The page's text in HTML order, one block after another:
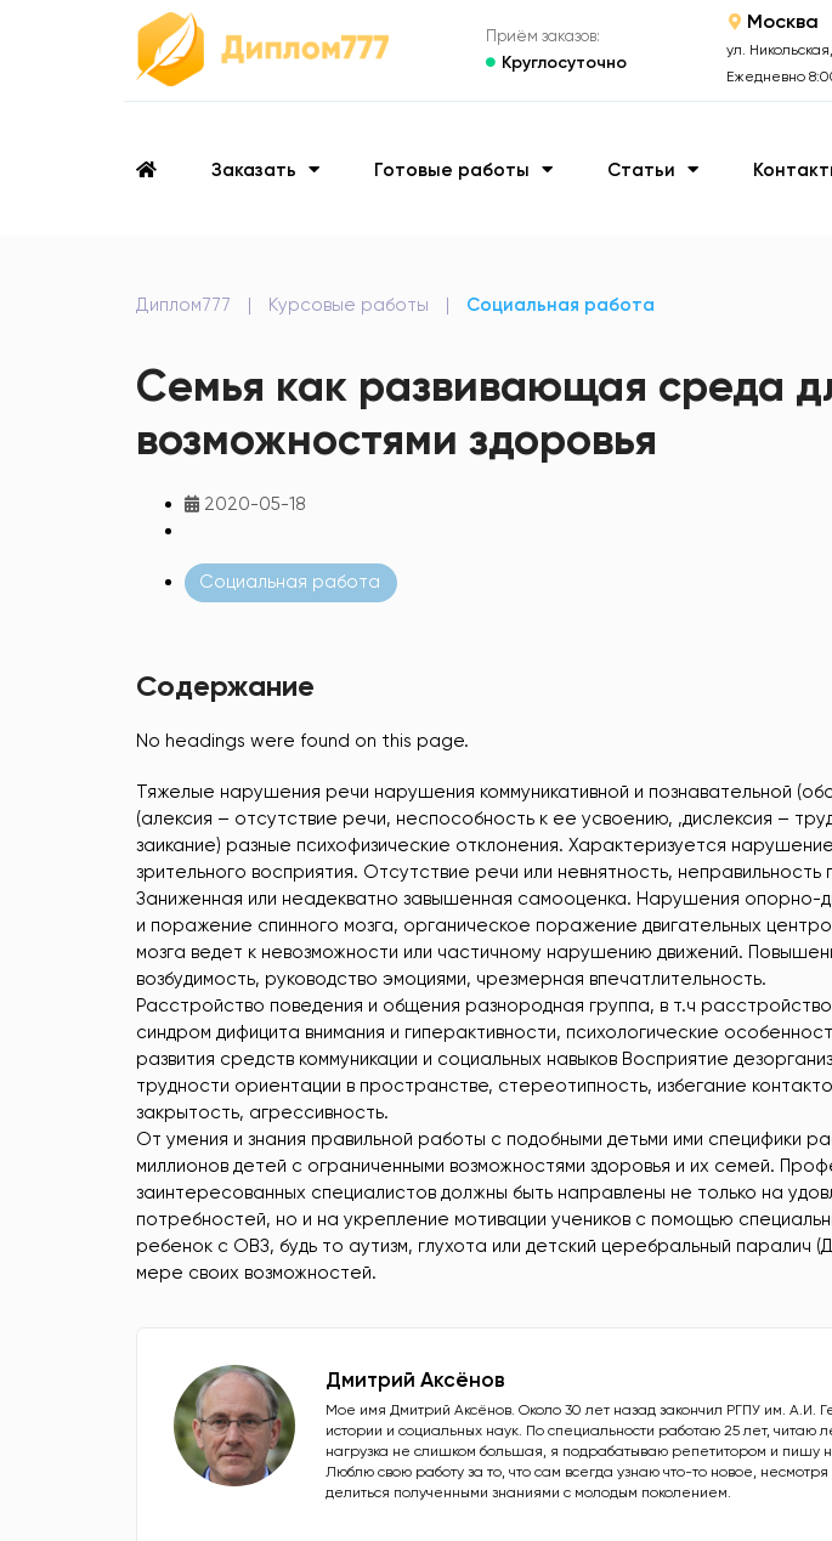
Приём заказов:
Круглосуточно
Москва
ул.
Ежедневно
Заказать Готовые работы Статьи
Диплом777 | Курсовые работы | Социальная работа
Семья как развивающая среда
возможностями здоровья
2020-05-18
Социальная работа
Содержание
No headings were found on this page.
Тяжелые нарушения речи нарушения коммуникативной и познавательной
(алексия – отсутствие речи, неспособность к ее усвоению, ,дислексия –
заикание) разные психофизические отклонения. Характеризуется
зрительного восприятия. Отсутствие речи или невнятность, неправильность
Заниженная или неадекватно завышенная самооценка. Нарушения опорно-
и поражение спинного мозга, органическое поражение двигательных
мозга ведет к невозможности или частичному нарушению движений.
возбудимость, руководство эмоциями, чрезмерная впечатлительность.
Расстройство поведения и общения разнородная группа, в т.ч
синдром дифицита внимания и гиперактивности, психологические
развития средств коммуникации и социальных навыков Восприятие
трудности ориентации в пространстве, стереотипность, избегание
закрытость, агрессивность.
От умения и знания правильной работы с подобными детьми ими специфики
миллионов детей с ограниченными возможностями здоровья и их семей.
заинтересованных специалистов должны быть направлены не только на
потребностей, но и на укрепление мотивации учеников с помощью
ребенок с ОВЗ, будь то аутизм, глухота или детский церебральный паралич
мере своих возможностей.
Дмитрий Аксёнов
Мое имя Дмитрий Аксёнов. Около 30 лет назад закончил РГПУ им. А.И.
истории и социальных наук. По специальности работаю 25 лет, читаю
нагрузка не слишком большая, я подрабатываю репетитором и пишу
Люблю свою работу за то, что сам всегда узнаю что-то новое, несмотря
делиться полученными знаниями с молодым поколением.